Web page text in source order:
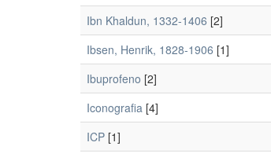
Ibn Khaldun, 1332-1406 [2]
Ibsen, Henrik, 1828-1906 [1]
Ibuprofeno [2]
Iconografia [4]
ICP [1]